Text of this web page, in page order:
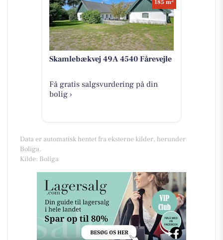
185 m
Skamlebækvej 49A 4540 Fårevejle
Få gratis salgsvurdering på din
bolig ›
Data er automatisk hentet fra eksterne kilder, herunder
Boliga.
Kilde: Boliga